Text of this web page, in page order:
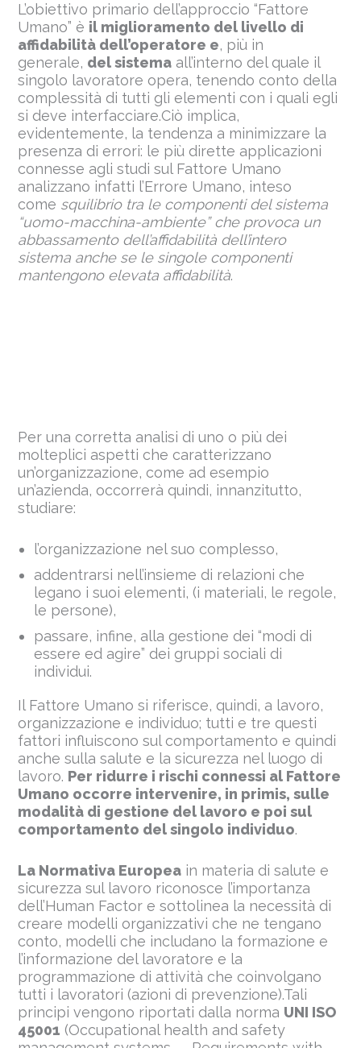
L’obiettivo primario dell’approccio “Fattore
Umano” è il miglioramento del livello di
affidabilità dell’operatore e, più in
generale, del sistema all’interno del quale il
singolo lavoratore opera, tenendo conto della
complessità di tutti gli elementi con i quali egli
si deve interfacciare.Ciò implica,
evidentemente, la tendenza a minimizzare la
presenza di errori: le più dirette applicazioni
connesse agli studi sul Fattore Umano
analizzano infatti l’Errore Umano, inteso
come squilibrio tra le componenti del sistema
“uomo-macchina-ambiente” che provoca un
abbassamento dell’affidabilità dell’intero
sistema anche se le singole componenti
mantengono elevata affidabilità.
Per una corretta analisi di uno o più dei
molteplici aspetti che caratterizzano
un’organizzazione, come ad esempio
un’azienda, occorrerà quindi, innanzitutto,
studiare:
l’organizzazione nel suo complesso,
addentrarsi nell’insieme di relazioni che
legano i suoi elementi, (i materiali, le regole,
le persone),
passare, infine, alla gestione dei “modi di
essere ed agire” dei gruppi sociali di
individui.
Il Fattore Umano si riferisce, quindi, a lavoro,
organizzazione e individuo; tutti e tre questi
fattori influiscono sul comportamento e quindi
anche sulla salute e la sicurezza nel luogo di
lavoro. Per ridurre i rischi connessi al Fattore
Umano occorre intervenire, in primis, sulle
modalità di gestione del lavoro e poi sul
comportamento del singolo individuo.
La Normativa Europea in materia di salute e
sicurezza sul lavoro riconosce l’importanza
dell’Human Factor e sottolinea la necessità di
creare modelli organizzativi che ne tengano
conto, modelli che includano la formazione e
l’informazione del lavoratore e la
programmazione di attività che coinvolgano
tutti i lavoratori (azioni di prevenzione).Tali
principi vengono riportati dalla norma UNI ISO
45001 (Occupational health and safety